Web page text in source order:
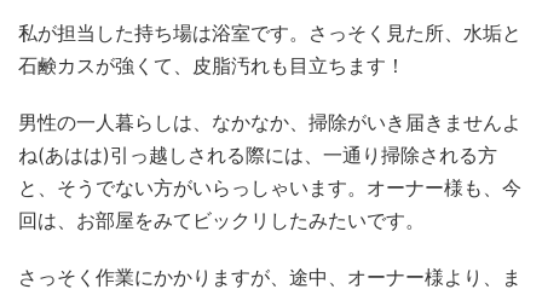
私が担当した持ち場は浴室です。さっそく見た所、水垢と
石鹸カスが強くて、皮脂汚れも目立ちます！
男性の一人暮らしは、なかなか、掃除がいき届きませんよ
ね(あはは)引っ越しされる際には、一通り掃除される方
と、そうでない方がいらっしゃいます。オーナー様も、今
回は、お部屋をみてビックリしたみたいです。
さっそく作業にかかりますが、途中、オーナー様より、ま